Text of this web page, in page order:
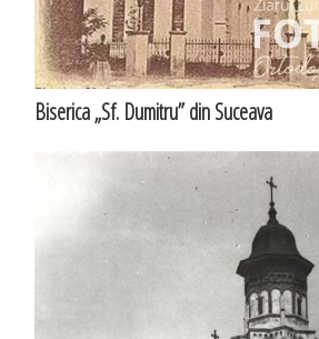
Biserica „Sf. Dumitru” din Suceava